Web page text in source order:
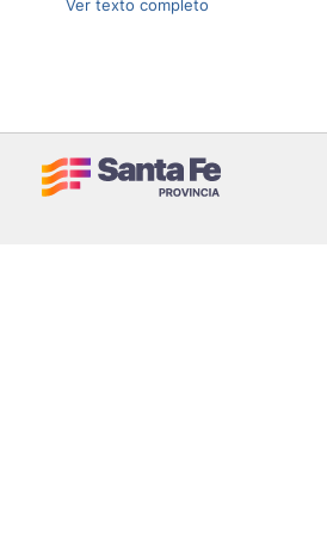
Ver texto completo